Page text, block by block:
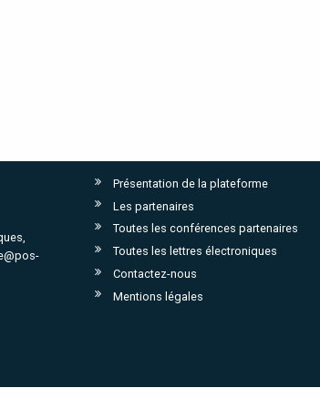
Présentation de la plateforme
Les partenaires
Toutes les conférences partenaires
Toutes les lettres électroniques
Contactez-nous
Mentions légales